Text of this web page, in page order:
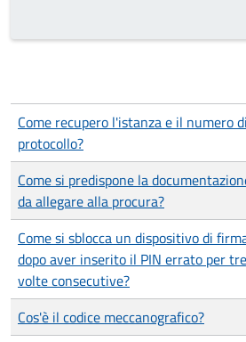
Come recupero l'istanza e il numero di
protocollo?
Come si predispone la
da allegare alla procura?
Come si sblocca un dispositivo di
dopo aver inserito il PIN errato per tre
volte consecutive?
Cos'è il codice meccanografico?